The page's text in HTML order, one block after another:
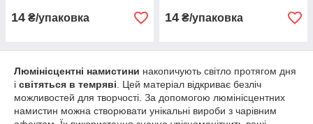
14 ₴/упаковка 14 ₴/упаковка
Люмінісцентні намистини накопичують світло протягом дня
і світяться в темряві . Цей матеріал відкриває безліч
можливостей для творчості. За допомогою люмінісцентних
намистин можна створювати унікальні вироби з чарівним